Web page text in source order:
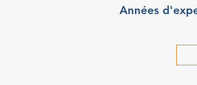
Années